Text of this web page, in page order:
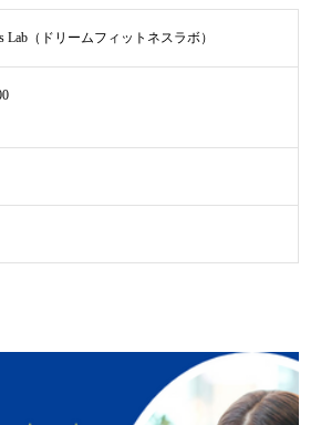
Lab（ドリームフィットネスラボ）